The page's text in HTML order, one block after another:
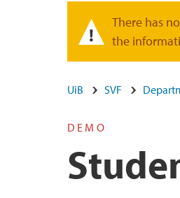
Event
There has
the
UiB SVF
DEMO